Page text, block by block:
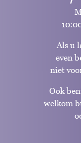
Als u
even
niet
Ook
welkom